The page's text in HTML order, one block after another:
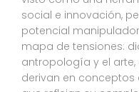
social e innovación,
potencial
mapa de tensiones:
antropología y el
derivan en conceptos